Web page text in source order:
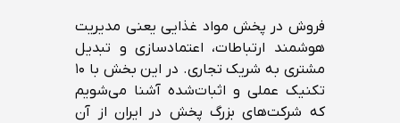
فروش در پخش مواد غذایی یعنی مدیریت
هوشمند ارتباطات، اعتمادسازی و تبدیل
مشتری به شریک تجاری. در این بخش با ۱۰
تکنیک عملی و اثبات‌شده آشنا می‌شویم
که شرکت‌های بزرگ پخش در ایران از آن